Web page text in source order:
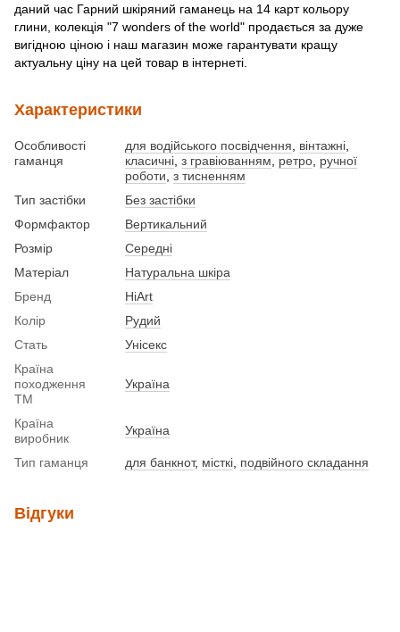
даний час Гарний шкіряний гаманець на 14 карт кольору
глини, колекція "7 wonders of the world" продається за дуже
вигідною ціною і наш магазин може гарантувати кращу
актуальну ціну на цей товар в інтернеті.
Характеристики
Особливості
гаманця
для водійського посвідчення вінтажні
класичні з гравіюванням ретро ручної
роботи з тисненням
Тип застібки
Без застібки
Формфактор
Вертикальний
Розмір
Середні
Матеріал
Натуральна шкіра
Бренд
HiArt
Колір
Рудий
Стать
Унісекс
Країна
походження
ТМ
Україна
Країна
виробник
Україна
Тип гаманця для банкнот, місткі подвійного складання
Відгуки